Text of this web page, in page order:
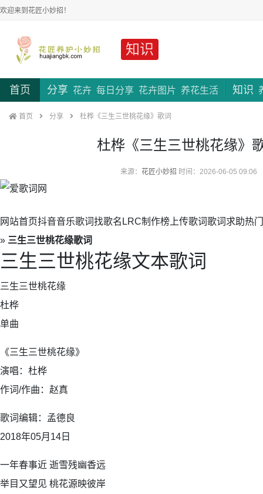
欢迎来到花匠小妙招！
知识
首页 分享 花卉 每日分享 花卉图片 养花生活 知识
首页 分享 杜桦《三生三世桃花缘》歌词
杜桦《三生三世桃花缘》
来源： 花匠小妙招 时间：2026-06-05 09:06
网站首页抖音音乐歌词找歌名LRC制作榜上传歌词歌词求助热
» 三生三世桃花缘歌词
三生三世桃花缘文本歌词
三生三世桃花缘
杜桦
单曲
《三生三世桃花缘》
演唱：杜桦
作词/作曲：赵真
歌词编辑：孟德良
2018年05月14日
一年春事近 逝雪残幽香远
举目又望见 桃花源映彼岸